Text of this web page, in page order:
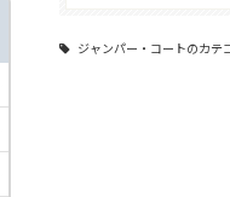
ジャンパー・コートのカテ